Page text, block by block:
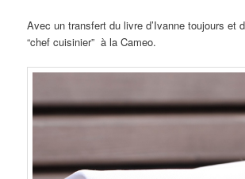
Avec un transfert du livre d’Ivanne toujours et
“chef cuisinier” à la Cameo.